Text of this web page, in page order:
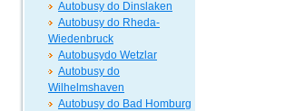
Autobusy do Dinslaken
Autobusy do Rheda-
Wiedenbruck
Autobusydo Wetzlar
Autobusy do
Wilhelmshaven
Autobusy do Bad Homburg